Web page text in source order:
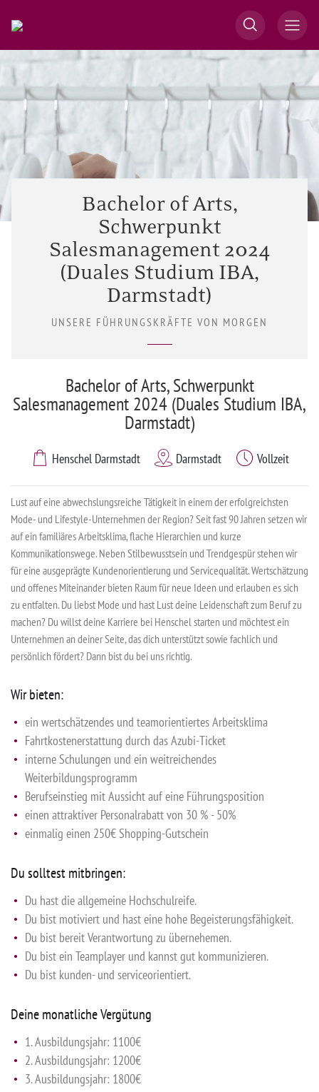
Bachelor of Arts,
Schwerpunkt
Salesmanagement 2024
(Duales Studium IBA,
Darmstadt)
UNSERE FÜHRUNGSKRÄFTE VON MORGEN
Bachelor of Arts, Schwerpunkt
Salesmanagement 2024 (Duales Studium IBA,
Darmstadt)
Henschel Darmstadt Darmstadt Vollzeit
Lust auf eine abwechslungsreiche Tätigkeit in einem der erfolgreichsten
Mode- und Lifestyle-Unternehmen der Region? Seit fast 90 Jahren setzen wir
auf ein familiäres Arbeitsklima, flache Hierarchien und kurze
Kommunikationswege. Neben Stilbewusstsein und Trendgespür stehen wir
für eine ausgeprägte Kundenorientierung und Servicequalität. Wertschätzung
und offenes Miteinander bieten Raum für neue Ideen und erlauben es sich
zu entfalten. Du liebst Mode und hast Lust deine Leidenschaft zum Beruf zu
machen? Du willst deine Karriere bei Henschel starten und möchtest ein
Unternehmen an deiner Seite, das dich unterstützt sowie fachlich und
persönlich fördert? Dann bist du bei uns richtig.
Wir bieten:
ein wertschätzendes und teamorientiertes Arbeitsklima
Fahrtkostenerstattung durch das Azubi-Ticket
interne Schulungen und ein weitreichendes
Weiterbildungsprogramm
Berufseinstieg mit Aussicht auf eine Führungsposition
einen attraktiver Personalrabatt von 30 % - 50%
einmalig einen 250€ Shopping-Gutschein
Du solltest mitbringen:
Du hast die allgemeine Hochschulreife.
Du bist motiviert und hast eine hohe Begeisterungsfähigkeit.
Du bist bereit Verantwortung zu übernehemen.
Du bist ein Teamplayer und kannst gut kommunizieren.
Du bist kunden- und serviceorientiert.
Deine monatliche Vergütung
1. Ausbildungsjahr: 1100€
2. Ausbildungsjahr: 1200€
3. Ausbildungsjahr: 1800€